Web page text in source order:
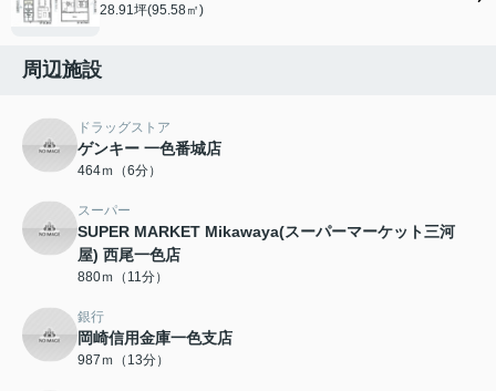
28.91坪(95.58㎡)
周辺施設
ドラッグストア
ゲンキー 一色番城店
464ｍ（6分）
スーパー
SUPER MARKET Mikawaya(スーパーマーケット三河
屋) 西尾一色店
880ｍ（11分）
銀行
岡崎信用金庫一色支店
987ｍ（13分）